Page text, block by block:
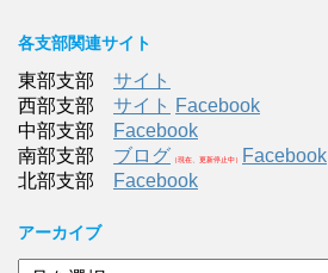
各支部関連サイト
東部支部 サイト
西部支部 サイト Facebook
中部支部
Facebook
南部支部 ブログ （現在、更新停止中）
Facebook
北部支部
Facebook
アーカイブ